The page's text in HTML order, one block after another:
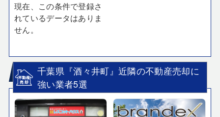
現在、この条件で登録さ
れているデータはありま
せん。
千葉県『酒々井町』近隣の不動産売却に
強い業者5選